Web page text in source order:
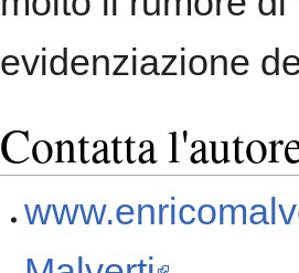
evidenziazione
Contatta